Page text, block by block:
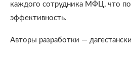
каждого сотрудника МФЦ, что
эффективность.
Авторы разработки —